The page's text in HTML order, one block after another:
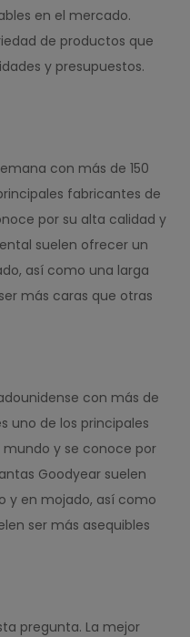
en el mercado.
de productos que
y presupuestos.
con más de 150
fabricantes de
por su alta calidad y
suelen ofrecer un
así como una larga
más caras que otras
con más de
uno de los principales
y se conoce por
Goodyear suelen
y en mojado, así como
ser más asequibles
pregunta. La mejor